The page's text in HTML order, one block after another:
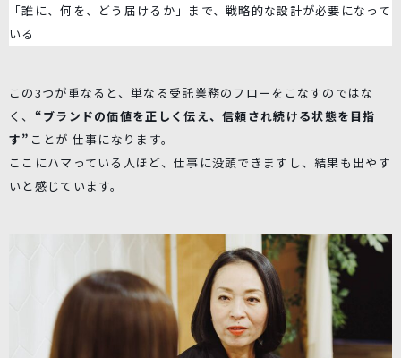
「誰に、何を、どう届けるか」まで、戦略的な設計が必要になって
いる
この3つが重なると、単なる受託業務のフローをこなすのではな
く、 “ブランドの価値を正しく伝え、信頼され続ける状態を目指
す” ことが 仕事になります。
ここにハマっている人ほど、仕事に没頭できますし、結果も出やす
いと感じています。